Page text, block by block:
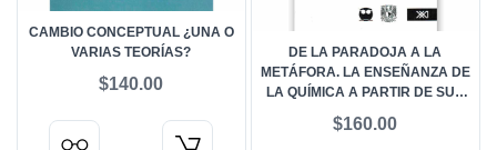
CAMBIO CONCEPTUAL ¿UNA O
VARIAS TEORÍAS?
$140.00
DE LA PARADOJA A LA
METÁFORA. LA ENSEÑANZA DE
LA QUÍMICA A PARTIR DE SUS
$160.00